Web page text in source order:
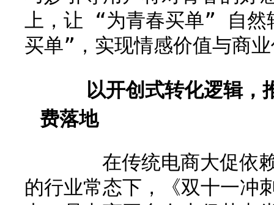
上，让 “为青春买单” 自
买单”，实现情感价值与商
以开创式转化逻辑，
费落地
在传统电商大促依赖
的行业常态下，《双十一冲